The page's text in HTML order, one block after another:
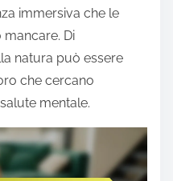
immersiva che le
Di
natura può essere
che cercano
mentale.